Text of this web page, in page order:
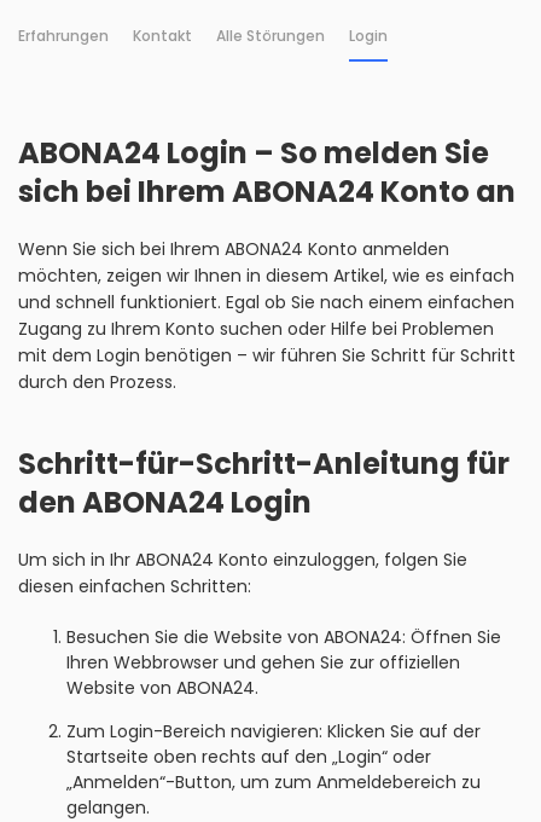
Erfahrungen Kontakt Alle Störungen Login
ABONA24 Login – So melden Sie
sich bei Ihrem ABONA24 Konto an
Wenn Sie sich bei Ihrem ABONA24 Konto anmelden
möchten, zeigen wir Ihnen in diesem Artikel, wie es einfach
und schnell funktioniert. Egal ob Sie nach einem einfachen
Zugang zu Ihrem Konto suchen oder Hilfe bei Problemen
mit dem Login benötigen – wir führen Sie Schritt für Schritt
durch den Prozess.
Schritt-für-Schritt-Anleitung für
den ABONA24 Login
Um sich in Ihr ABONA24 Konto einzuloggen, folgen Sie
diesen einfachen Schritten:
Besuchen Sie die Website von ABONA24: Öffnen Sie
Ihren Webbrowser und gehen Sie zur offiziellen
Website von ABONA24.
Zum Login-Bereich navigieren: Klicken Sie auf der
Startseite oben rechts auf den „Login“ oder
„Anmelden“-Button, um zum Anmeldebereich zu
gelangen.